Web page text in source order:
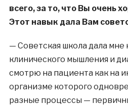
всего, за то, что Вы очень
Этот навык дала Вам
— Советская школа дала
клинического мышления и
смотрю на пациента как на
организме которого
разные процессы —